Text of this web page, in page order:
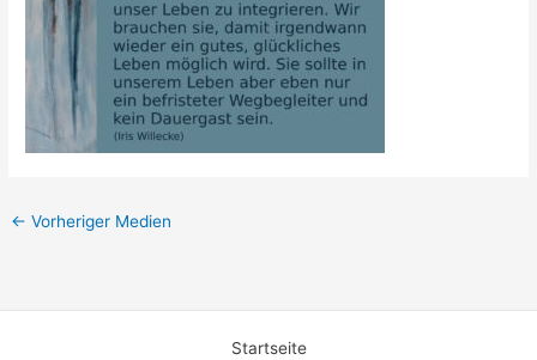
← Vorheriger Medien
Startseite